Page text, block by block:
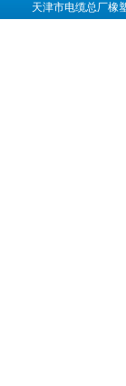
天津市电缆总厂橡